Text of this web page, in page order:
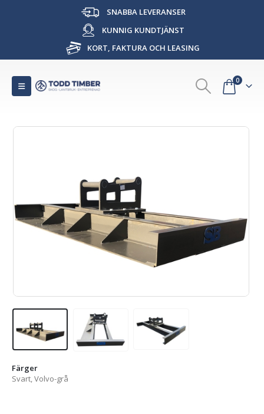
SNABBA LEVERANSER
KUNNIG KUNDTJÄNST
KORT, FAKTURA OCH LEASING
0
Färger
Svart, Volvo-grå